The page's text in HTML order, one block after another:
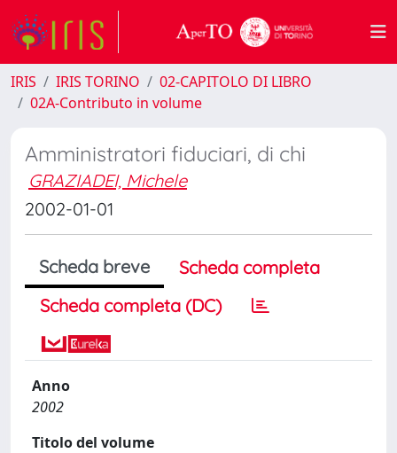
IRIS IRIS TORINO
02-CAPITOLO DI LIBRO
02A-Contributo in volume
Amministratori fiduciari, di chi
GRAZIADEI, Michele
2002-01-01
Scheda breve
Scheda completa
Scheda completa (DC)
Anno
2002
Titolo del volume